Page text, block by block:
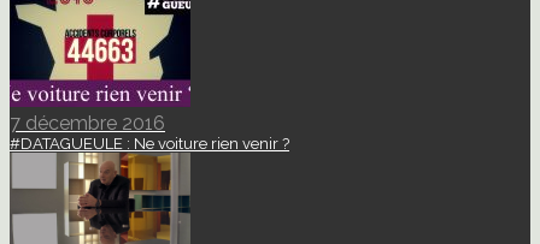
7 décembre 2016
#DATAGUEULE : Ne voiture rien venir ?